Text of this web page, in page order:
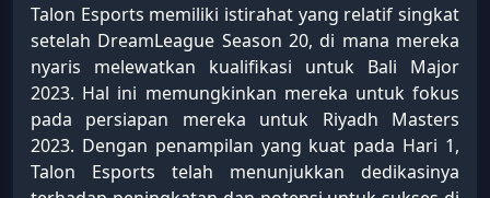
Talon Esports memiliki istirahat yang relatif singkat
setelah DreamLeague Season 20, di mana mereka
nyaris melewatkan kualifikasi untuk Bali Major
2023. Hal ini memungkinkan mereka untuk fokus
pada persiapan mereka untuk Riyadh Masters
2023. Dengan penampilan yang kuat pada Hari 1,
Talon Esports telah menunjukkan dedikasinya